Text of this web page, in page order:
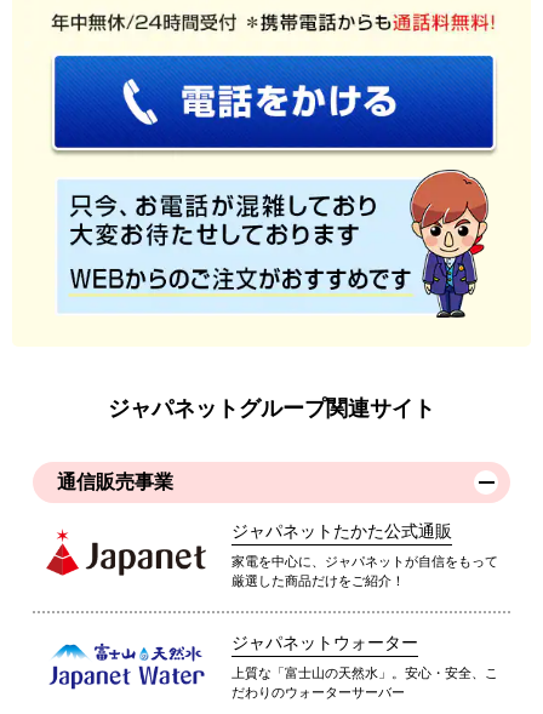
ジャパネットグループ関連サイト
通信販売事業
ジャパネットたかた公式通販
家電を中心に、ジャパネットが自信をもって
厳選した商品だけをご紹介！
ジャパネットウォーター
上質な「富士山の天然水」。安心・安全、こ
だわりのウォーターサーバー